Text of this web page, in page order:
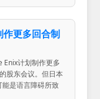
作更多回合制
Enix计划制作更多
股东会议。但日本
是语言障碍所致